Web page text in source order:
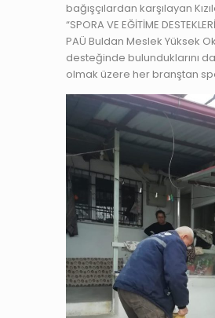
bağışçılardan karşılayan
“SPORA VE EĞİTİME
PAÜ Buldan Meslek Yüksek
desteğinde bulunduklarını
olmak üzere her branştan